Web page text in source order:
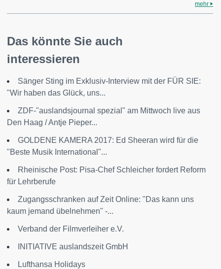
mehr
Das könnte Sie auch
interessieren
Sänger Sting im Exklusiv-Interview mit der FÜR SIE:
"Wir haben das Glück, uns...
ZDF-"auslandsjournal spezial" am Mittwoch live aus
Den Haag / Antje Pieper...
GOLDENE KAMERA 2017: Ed Sheeran wird für die
"Beste Musik International"...
Rheinische Post: Pisa-Chef Schleicher fordert Reform
für Lehrberufe
Zugangsschranken auf Zeit Online: "Das kann uns
kaum jemand übelnehmen" -...
Verband der Filmverleiher e.V.
INITIATIVE auslandszeit GmbH
Lufthansa Holidays